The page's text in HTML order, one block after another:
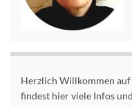
Herzlich Willkommen auf
findest hier viele Infos